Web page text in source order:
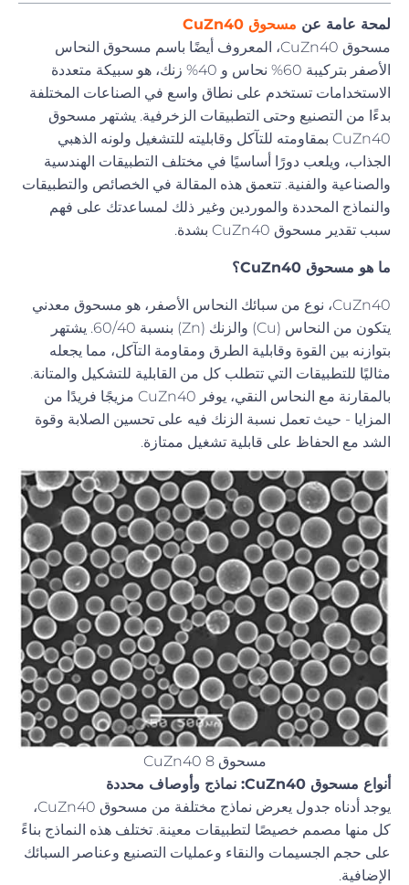
لمحة عامة عن مسحوق CuZn40
مسحوق CuZn40، المعروف أيضًا باسم مسحوق النحاس
الأصفر بتركيبة 60% نحاس و 40% زنك، هو سبيكة متعددة
الاستخدامات تستخدم على نطاق واسع في الصناعات المختلفة
بدءًا من التصنيع وحتى التطبيقات الزخرفية. يشتهر مسحوق
CuZn40 بمقاومته للتآكل وقابليته للتشغيل ولونه الذهبي
الجذاب، ويلعب دورًا أساسيًا في مختلف التطبيقات الهندسية
والصناعية والفنية. تتعمق هذه المقالة في الخصائص والتطبيقات
والنماذج المحددة والموردين وغير ذلك لمساعدتك على فهم
سبب تقدير مسحوق CuZn40 بشدة.
ما هو مسحوق CuZn40؟
CuZn40، نوع من سبائك النحاس الأصفر، هو مسحوق معدني
يتكون من النحاس (Cu) والزنك (Zn) بنسبة 60/40. يشتهر
بتوازنه بين القوة وقابلية الطرق ومقاومة التآكل، مما يجعله
مثاليًا للتطبيقات التي تتطلب كل من القابلية للتشكيل والمتانة.
بالمقارنة مع النحاس النقي، يوفر CuZn40 مزيجًا فريدًا من
المزايا - حيث تعمل نسبة الزنك فيه على تحسين الصلابة وقوة
الشد مع الحفاظ على قابلية تشغيل ممتازة.
مسحوق CuZn40 8
أنواع مسحوق CuZn40: نماذج وأوصاف محددة
يوجد أدناه جدول يعرض نماذج مختلفة من مسحوق CuZn40،
كل منها مصمم خصيصًا لتطبيقات معينة. تختلف هذه النماذج بناءً
على حجم الجسيمات والنقاء وعمليات التصنيع وعناصر السبائك
الإضافية.